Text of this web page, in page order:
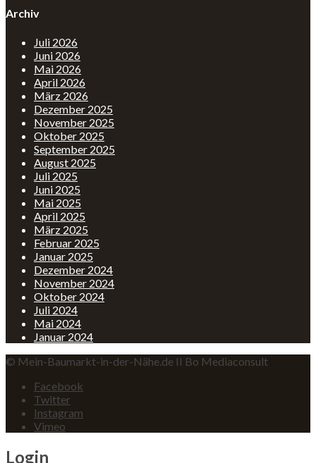
Archiv
Juli 2026
Juni 2026
Mai 2026
April 2026
März 2026
Dezember 2025
November 2025
Oktober 2025
September 2025
August 2025
Juli 2025
Juni 2025
Mai 2025
April 2025
März 2025
Februar 2025
Januar 2025
Dezember 2024
November 2024
Oktober 2024
Juli 2024
Mai 2024
Januar 2024
© Mein-Baumarkt-in-der-Nähe.de II Bo Mediaconsult
Facebook
Twitter
Instagram
Vimeo
Login